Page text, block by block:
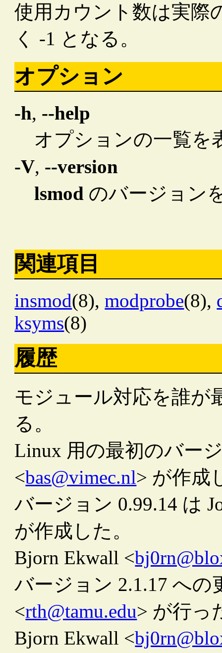
使用カウント数は実際
く -1 となる。
オプション
-h, --help
オプションの一覧を
-V, --version
lsmod のバージョン
関連項目
insmod(8),modprobe(8),
ksyms(8)
履歴
モジュール対応を誰が
る。
Linux 用の最初のバー
<bas@vimec.nl> が作成
バージョン 0.99.14 は
が作成した。
Bjorn Ekwall <
バージョン 2.1.17 への
<rth@tamu.edu> が行っ
Bjorn Ekwall <